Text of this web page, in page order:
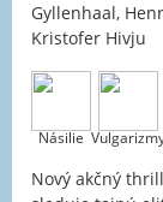
Gyllenhaal,
Kristofer Hivju
Násilie
Nový akčný